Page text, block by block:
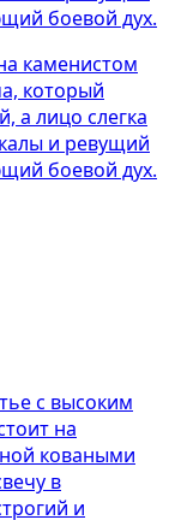
каменистом
который
а лицо слегка
и ревущий
боевой дух.